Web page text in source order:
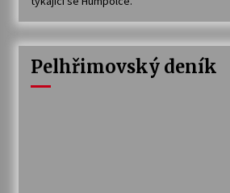
Pelhřimovský deník